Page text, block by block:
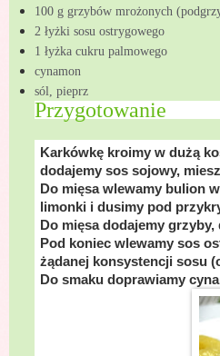
100 g grzybów mrożonych
2 łyżki sosu ostrygowego
1 łyżka cukru palmowego
cynamon
sól, pieprz
Przygotowanie
Karkówkę kroimy w dużą
dodajemy sos sojowy,
Do mięsa wlewamy bulion
limonki i dusimy pod
Do mięsa dodajemy
Pod koniec wlewamy sos
żądanej konsystencji sosu
Do smaku doprawiamy